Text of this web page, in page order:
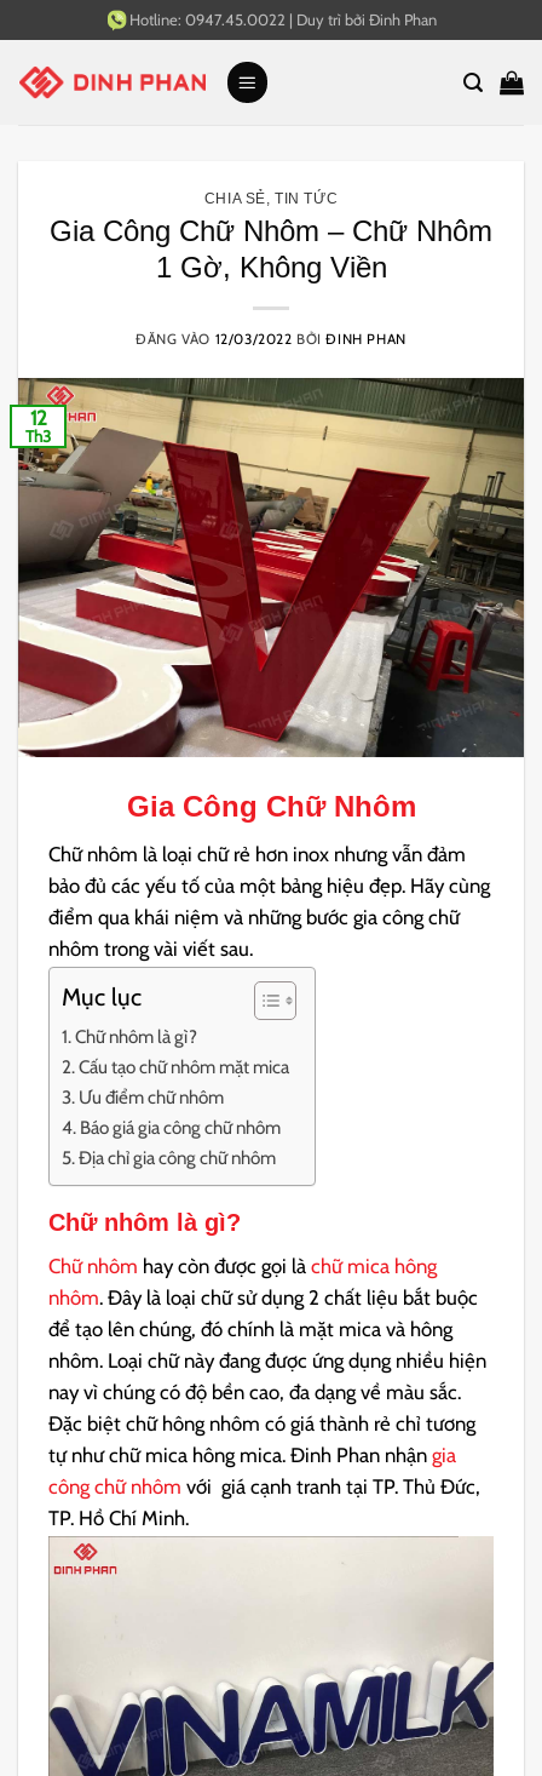
qua
nội
Hotline: 0947.45.0022 | Duy trì bởi Đinh Phan
CHIA SẺ ,TIN TỨC
Gia Công Chữ Nhôm – Chữ Nhôm
1 Gờ, Không Viền
ĐĂNG VÀO 12/03/2022 BỞIĐINH PHAN
12
Th3
Gia Công Chữ Nhôm
Chữ nhôm là loại chữ rẻ hơn inox nhưng vẫn đảm
bảo đủ các yếu tố của một bảng hiệu đẹp. Hãy cùng
điểm qua khái niệm và những bước gia công chữ
nhôm trong vài viết sau.
Mục lục
Chữ nhôm là gì?
Cấu tạo chữ nhôm mặt mica
Ưu điểm chữ nhôm
Báo giá gia công chữ nhôm
Địa chỉ gia công chữ nhôm
Chữ nhôm là gì?
Chữ nhôm hay còn được gọi làchữ mica hông
nhôm. Đây là loại chữ sử dụng 2 chất liệu bắt buộc
để tạo lên chúng, đó chính là mặt mica và hông
nhôm. Loại chữ này đang được ứng dụng nhiều hiện
nay vì chúng có độ bền cao, đa dạng về màu sắc.
Đặc biệt chữ hông nhôm có giá thành rẻ chỉ tương
tự như chữ mica hông mica. Đinh Phan nhậngia
công chữ nhôm với giá cạnh tranh tại TP. Thủ Đức,
TP. Hồ Chí Minh.